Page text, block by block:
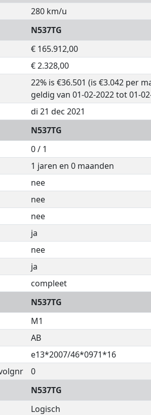
280 km/u
N537TG
€ 165.912,00
€ 2.328,00
22% is €36.501 (is €3.042 per
geldig van 01-02-2022 tot 01-
di 21 dec 2021
N537TG
0 / 1
1 jaren en 0 maanden
nee
nee
nee
ja
nee
ja
compleet
N537TG
M1
AB
e13*2007/46*0971*16
0
N537TG
Logisch